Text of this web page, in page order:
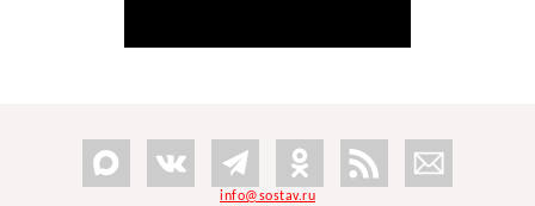
info@sostav.ru